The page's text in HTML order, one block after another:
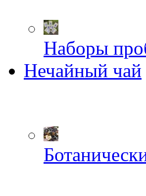
Наборы
Нечайный чай